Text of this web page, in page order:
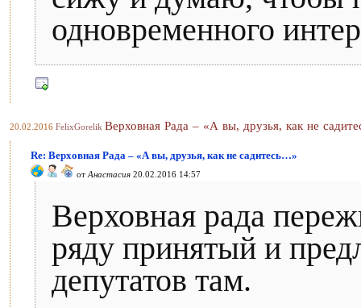
одновременного
20.02.2016 FelixGorelik Верховная Рада – «А вы, друзья, как не
Re: Верховная Рада – «А вы, друзья, как не садитесь…»
от Анастасия 20.02.2016 14:57
Верховная рада
ряду принятый и
депутатов там.